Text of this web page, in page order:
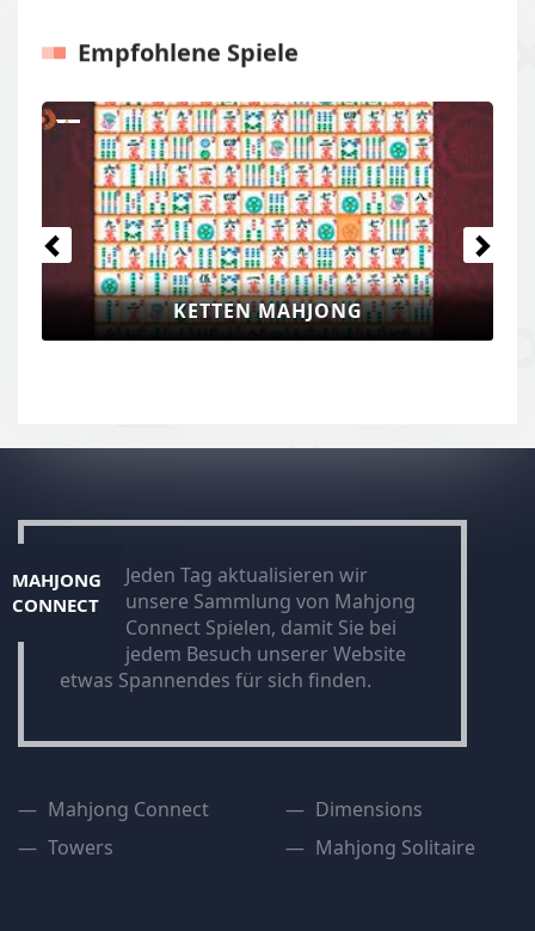
Empfohlene Spiele
KETTEN MAHJONG
Previous Next
MAHJONG
CONNECT
Jeden Tag aktualisieren wir
unsere Sammlung von Mahjong
Connect Spielen, damit Sie bei
jedem Besuch unserer Website
etwas Spannendes für sich finden.
Mahjong Connect
Towers
Dimensions
Mahjong Solitaire